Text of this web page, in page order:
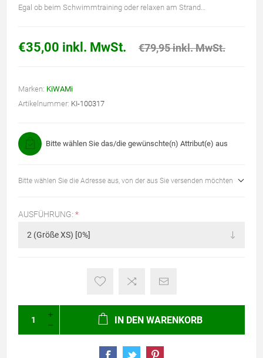
Egal ob beim Schwimmtraining oder relaxen am Strand…
€35,00 inkl. MwSt. €79,95 inkl. MwSt.
Marken: KiWAMi
Artikelnummer: KI-100317
Bitte wählen Sie das/die gewünschte(n) Attribut(e) aus
Bitte wählen Sie die Adresse aus, von der aus Sie versenden möchten
AUSFÜHRUNG: *
IN DEN WARENKORB